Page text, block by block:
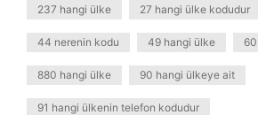
237 hangi ülke 27 hangi ülke kodudur
44 nerenin kodu 49 hangi ülke
880 hangi ülke 90 hangi ülkeye ait
91 hangi ülkenin telefon kodudur